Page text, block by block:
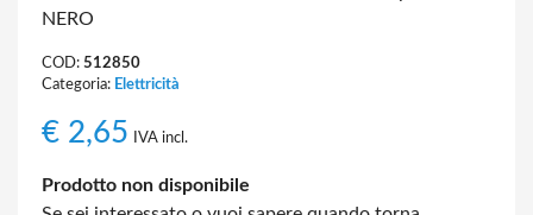
NERO
COD: 512850
Categoria: Elettricità
€ 2,65 IVA incl.
Prodotto non disponibile